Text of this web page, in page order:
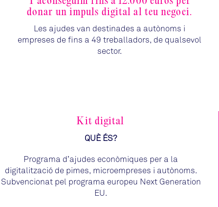
donar un impuls digital al teu negoci.
Les ajudes van destinades a autònoms i
empreses de fins a 49 treballadors, de qualsevol
sector.
Kit digital
QUÈ ÉS?
Programa d’ajudes econòmiques per a la
digitalització de pimes, microempreses i autònoms.
Subvencionat pel programa europeu Next Generation
EU.